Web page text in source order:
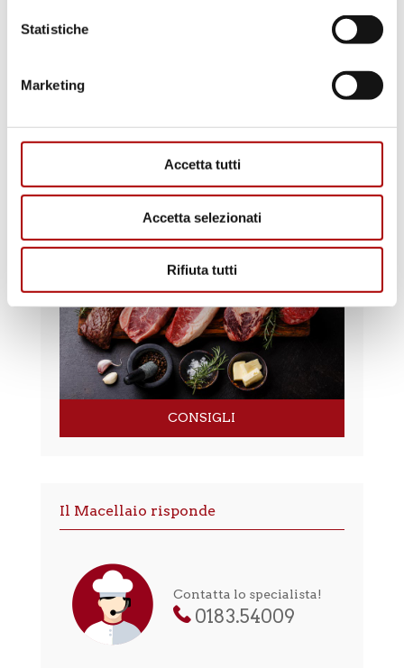
Statistiche
Marketing
Accetta tutti
Accetta selezionati
Rifiuta tutti
RICETTE
CONSIGLI
Il Macellaio risponde
Contatta lo specialista!
0183.54009